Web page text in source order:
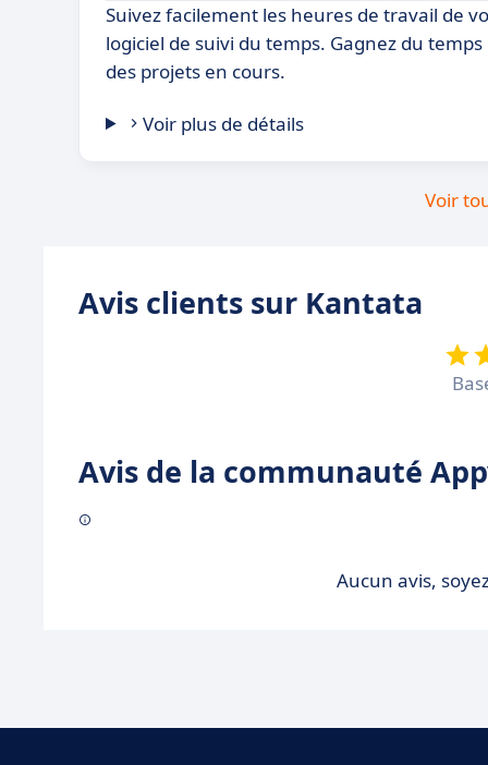
Suivez facilement les heures de travail de
logiciel de suivi du temps. Gagnez du
des projets en cours.
Voir plus de détails
Voir
Avis clients sur Kantata
Avis de la communauté
Aucun avis,